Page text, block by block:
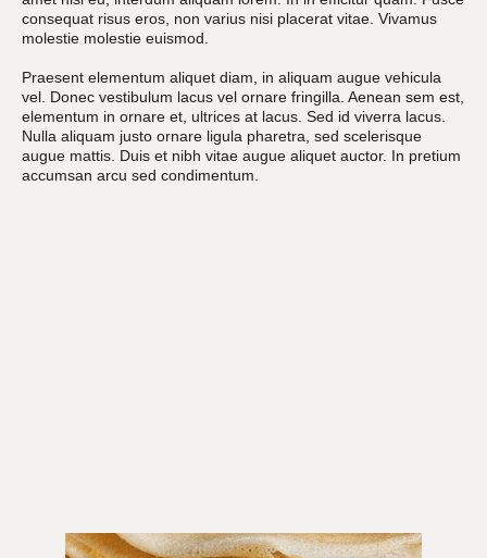
consequat risus eros, non varius nisi placerat vitae. Vivamus
molestie molestie euismod.
Praesent elementum aliquet diam, in aliquam augue vehicula
vel. Donec vestibulum lacus vel ornare fringilla. Aenean sem est,
elementum in ornare et, ultrices at lacus. Sed id viverra lacus.
Nulla aliquam justo ornare ligula pharetra, sed scelerisque
augue mattis. Duis et nibh vitae augue aliquet auctor. In pretium
accumsan arcu sed condimentum.